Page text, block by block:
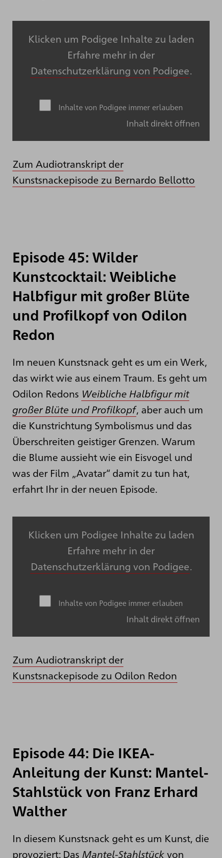
Klicken um Podigee Inhalte zu laden
Erfahre mehr in der
Datenschutzerklärung von Podigee.
Inhalte von Podigee immer erlauben
Inhalt direkt öffnen
Zum Audiotranskript der
Kunstsnackepisode zu Bernardo Bellotto
Episode 45: Wilder
Kunstcocktail: Weibliche
Halbfigur mit großer Blüte
und Profilkopf von Odilon
Redon
Im neuen Kunstsnack geht es um ein Werk,
das wirkt wie aus einem Traum. Es geht um
Odilon Redons Weibliche Halbfigur mit
großer Blüte und Profilkopf, aber auch um
die Kunstrichtung Symbolismus und das
Überschreiten geistiger Grenzen. Warum
die Blume aussieht wie ein Eisvogel und
was der Film „Avatar“ damit zu tun hat,
erfahrt Ihr in der neuen Episode.
Klicken um Podigee Inhalte zu laden
Erfahre mehr in der
Datenschutzerklärung von Podigee.
Inhalte von Podigee immer erlauben
Inhalt direkt öffnen
Zum Audiotranskript der
Kunstsnackepisode zu Odilon Redon
Episode 44: Die IKEA-
Anleitung der Kunst: Mantel-
Stahlstück von Franz Erhard
Walther
In diesem Kunstsnack geht es um Kunst, die
provoziert: Das Mantel-Stahlstück von